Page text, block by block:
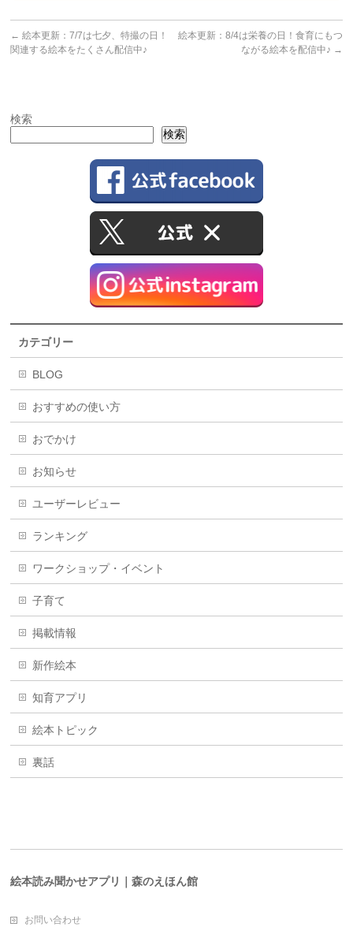
← 絵本更新：7/7は七夕、特撮の日！
関連する絵本をたくさん配信中♪
絵本更新：8/4は栄養の日！食育にもつ
ながる絵本を配信中♪ →
検索
検索
カテゴリー
BLOG
おすすめの使い方
おでかけ
お知らせ
ユーザーレビュー
ランキング
ワークショップ・イベント
子育て
掲載情報
新作絵本
知育アプリ
絵本トピック
裏話
絵本読み聞かせアプリ｜森のえほん館
お問い合わせ